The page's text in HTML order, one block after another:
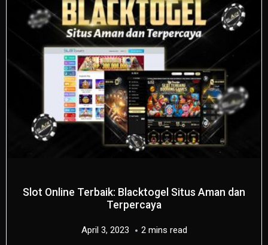
Slot Online Terbaik: Blacktogel Situs Aman dan
Terpercaya
April 3, 2023 2 mins read